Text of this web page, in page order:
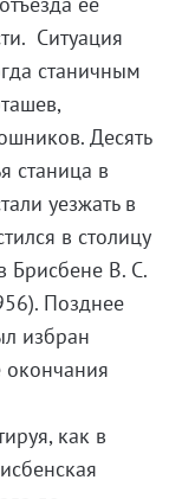
Ситуация
станичным
Десять
станица в
уезжать в
в столицу
Брисбене В. С.
Позднее
избран
окончания
как в